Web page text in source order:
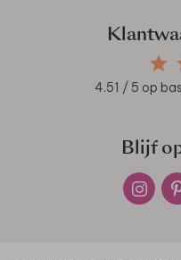
4.51 / 5 op
Blijf